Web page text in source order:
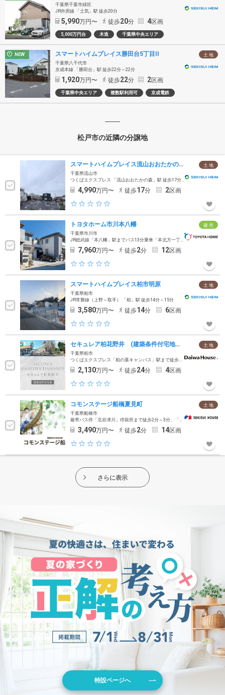
千葉県千葉市緑区
JR外房線 「土気」駅 徒歩20分
5,990万円〜 徒歩20分 4区画
5,000万円台 木造 千葉県中央エリア
NEW 土 地
スマートハイムプレイス勝田台5丁目II
千葉県八千代市
京成本線 「勝田台」駅 徒歩22分～22分
1,920万円〜 徒歩22分 2区画
千葉県中央エリア 複数駅利用可 京成電鉄
松戸市の近隣の分譲地
土 地
スマートハイムプレイス流山おおたかの森北3丁目II
千葉県流山市
つくばエクスプレス 「流山おおたかの森」駅 徒歩17分～17分
4,990万円〜 徒歩17分 2区画
建 売
トヨタホーム市川本八幡
千葉県市川市
JR総武線「本八幡」駅までバス13分乗車「本北方一丁目」バス停徒歩2分〜3分
7,960万円〜 徒歩2分 12区画
土 地
スマートハイムプレイス柏市明原
千葉県柏市
JR常磐線（上野～取手） 「柏」駅 徒歩14分～15分
3,580万円〜 徒歩14分 6区画
土 地
セキュレア柏花野井 (建築条件付宅地分譲)
千葉県柏市
つくばエクスプレス「柏の葉キャンパス」駅まで徒歩24分
2,130万円〜 徒歩24分 4区画
土 地
コモンステージ船橋夏見町
千葉県船橋市
最寄バス停「北谷津川」停留所まで徒歩2分～3分、「京成バス千葉ウエスト」に乗車、ＪＲ総武線快速「船橋」駅まで乗車時間14〜22分
3,490万円〜 徒歩2分 14区画
さらに表示
特設ページへ